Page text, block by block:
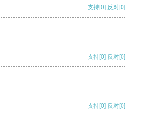
支持[0] 反对[0]
支持[0] 反对[0]
支持[0] 反对[0]